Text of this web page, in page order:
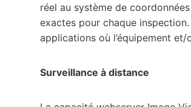
réel au système de
exactes pour chaque
applications où l’équipement
Surveillance à distance